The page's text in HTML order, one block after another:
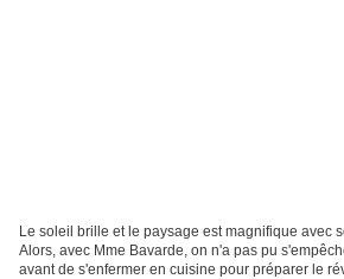
Le soleil brille et le paysage est magnifique avec
Alors, avec Mme Bavarde, on n'a pas pu
avant de s'enfermer en cuisine pour préparer le